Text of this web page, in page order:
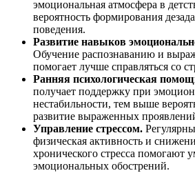
эмоциональная атмосфера в
вероятность формирования
поведения.
Развитие навыков
Обучение распознаванию и
помогает лучше справляться со
Ранняя психологическая
получает поддержку при
нестабильности, тем выше
развитие выраженных
Управление стрессом.
физическая активность и
хронического стресса помогают
эмоциональных обострений.